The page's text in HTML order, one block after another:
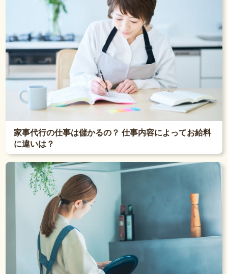
家事代行の仕事は儲かるの？ 仕事内容によってお給料
に違いは？